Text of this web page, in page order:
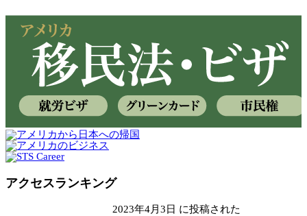
アクセスランキング
2023年4月3日 に投稿された